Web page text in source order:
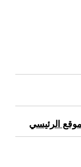
الرئيسي